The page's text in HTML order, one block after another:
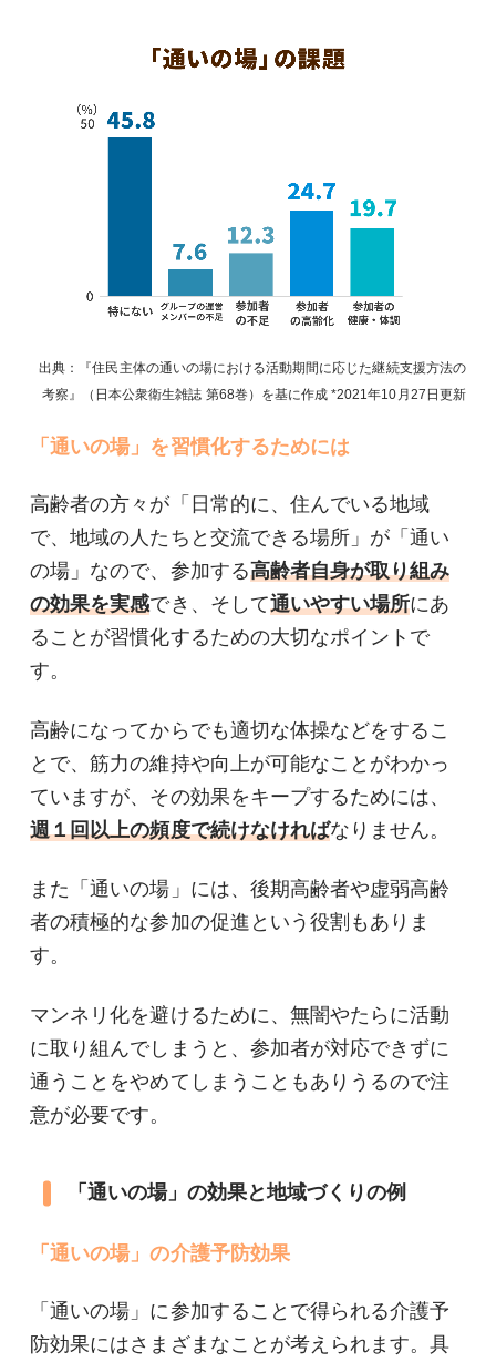
出典：『住民主体の通いの場における活動期間に応じた継続支援方法の
考察』（日本公衆衛生雑誌 第68巻）を基に作成 2021年10月27日 更新
「通いの場」を習慣化するためには
高齢者の方々が「日常的に、住んでいる地域
で、地域の人たちと交流できる場所」が「通い
の場」なので、参加する高齢者自身が取り組み
の効果を実感でき、そして通いやすい場所にあ
ることが習慣化するための大切なポイントで
す。
高齢になってからでも適切な体操などをするこ
とで、筋力の維持や向上が可能なことがわかっ
ていますが、その効果をキープするためには、
週１回以上の頻度で続けなければなりません。
また「通いの場」には、後期高齢者や虚弱高齢
者の積極的な参加の促進という役割もありま
す。
マンネリ化を避けるために、無闇やたらに活動
に取り組んでしまうと、参加者が対応できずに
通うことをやめてしまうこともありうるので注
意が必要です。
「通いの場」の効果と地域づくりの例
「通いの場」の介護予防効果
「通いの場」に参加することで得られる介護予
防効果にはさまざまなことが考えられます。具